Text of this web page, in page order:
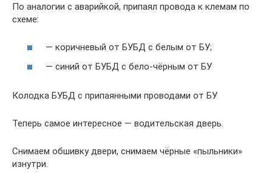
По аналогии с аварийкой, припаял провода к клемам по
схеме:
— коричневый от БУБД с белым от БУ;
— синий от БУБД с бело-чёрным от БУ
Колодка БУБД с припаянными проводами от БУ
Теперь самое интересное — водительская дверь.
Снимаем обшивку двери, снимаем чёрные «пыльники»
изнутри.